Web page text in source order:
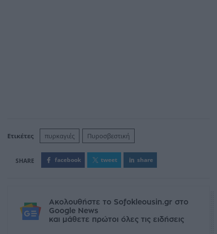
Ετικέτες πυρκαγιές Πυροσβεστική
facebook tweet share
Ακολουθήστε το Sofokleousin.gr στο
Google News
και μάθετε πρώτοι όλες τις ειδήσεις